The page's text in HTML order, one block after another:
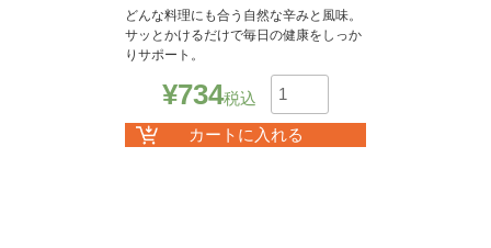
どんな料理にも合う自然な辛みと風味。
サッとかけるだけで毎日の健康をしっか
りサポート。
¥734税込
数
カートに入れる